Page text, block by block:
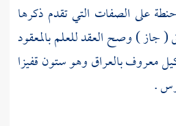
على الصفات التي تقدم ذكرها
جاز ) وصح العقد للعلم بالمعقود
معروفبالعراقوهو ستون قفيزا
.